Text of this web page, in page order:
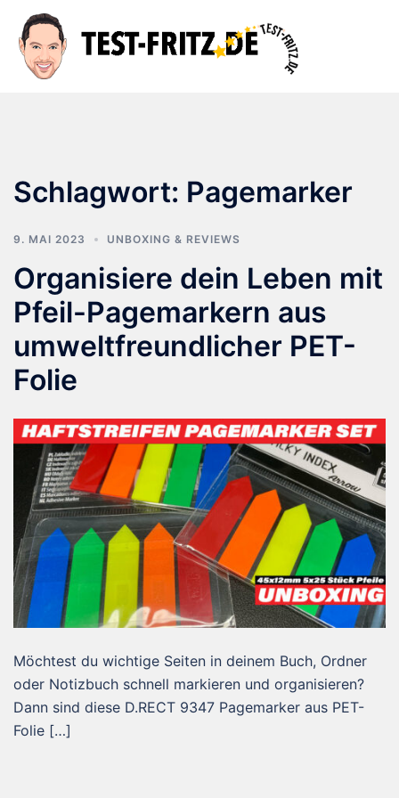
Inhalt
springen
Schlagwort: Pagemarker
9. MAI 2023 UNBOXING & REVIEWS
Organisiere dein Leben mit
Pfeil-Pagemarkern aus
umweltfreundlicher PET-
Folie
Möchtest du wichtige Seiten in deinem Buch, Ordner
oder Notizbuch schnell markieren und organisieren?
Dann sind diese D.RECT 9347 Pagemarker aus PET-
Folie […]